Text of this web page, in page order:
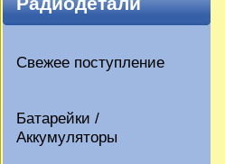
Свежее поступление
Батарейки /
Аккумуляторы